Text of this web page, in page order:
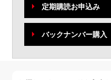
定期購読お申込み
バックナンバー購入